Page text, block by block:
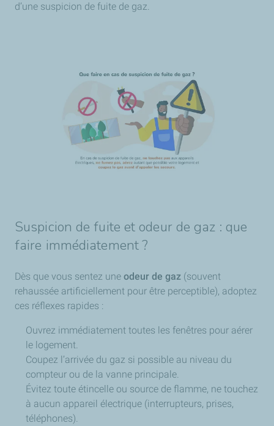
d’une suspicion de fuite de gaz.
Suspicion de fuite et odeur de gaz : que
faire immédiatement ?
Dès que vous sentez une odeur de gaz (souvent
rehaussée artificiellement pour être perceptible), adoptez
ces réflexes rapides :
Ouvrez immédiatement toutes les fenêtres pour aérer
le logement.
Coupez l’arrivée du gaz si possible au niveau du
compteur ou de la vanne principale.
Évitez toute étincelle ou source de flamme, ne touchez
à aucun appareil électrique (interrupteurs, prises,
téléphones).